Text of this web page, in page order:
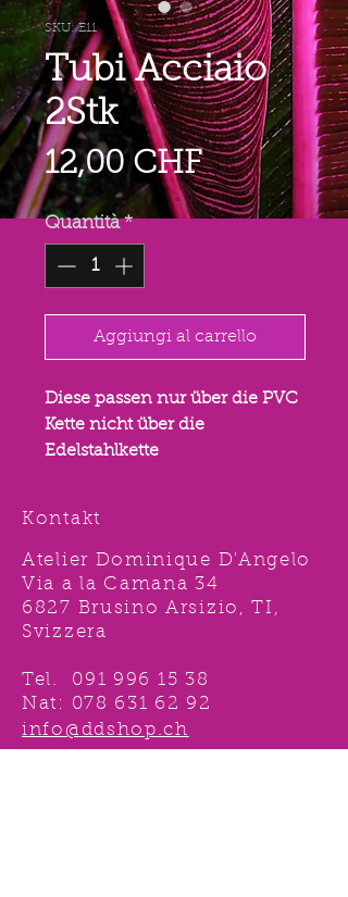
SKU: E11
Tubi Acciaio
2Stk
12,00 CHFPrezzo
Quantità *
Aggiungi al carrello
Diese passen nur über die PVC
Kette nicht über die
Edelstahlkette
Kontakt
Atelier Dominique D'Angelo
Via a la Camana 34
6827 Brusino Arsizio, TI,
Svizzera
Tel. 091 996 15 38
Nat: 078 631 62 92
info@ddshop.ch